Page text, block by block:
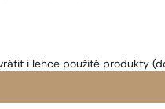
i lehce použité produkty